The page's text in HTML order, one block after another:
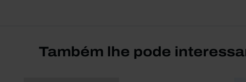
Também lhe pode